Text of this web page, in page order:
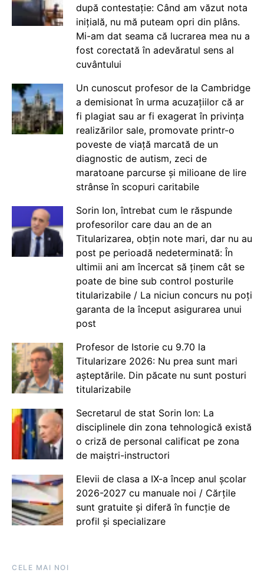
după contestație: Când am văzut nota
inițială, nu mă puteam opri din plâns.
Mi-am dat seama că lucrarea mea nu a
fost corectată în adevăratul sens al
cuvântului
Un cunoscut profesor de la Cambridge
a demisionat în urma acuzațiilor că ar
fi plagiat sau ar fi exagerat în privința
realizărilor sale, promovate printr-o
poveste de viață marcată de un
diagnostic de autism, zeci de
maratoane parcurse și milioane de lire
strânse în scopuri caritabile
Sorin Ion, întrebat cum le răspunde
profesorilor care dau an de an
Titularizarea, obțin note mari, dar nu au
post pe perioadă nedeterminată: În
ultimii ani am încercat să ținem cât se
poate de bine sub control posturile
titularizabile / La niciun concurs nu poți
garanta de la început asigurarea unui
post
Profesor de Istorie cu 9.70 la
Titularizare 2026: Nu prea sunt mari
așteptările. Din păcate nu sunt posturi
titularizabile
Secretarul de stat Sorin Ion: La
disciplinele din zona tehnologică există
o criză de personal calificat pe zona
de maiștri-instructori
Elevii de clasa a IX-a încep anul școlar
2026-2027 cu manuale noi / Cărțile
sunt gratuite și diferă în funcție de
profil și specializare
CELE MAI NOI